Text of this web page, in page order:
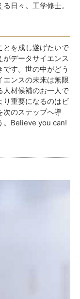
日々。工学修士。
とを成し遂げたいで
データサイエンス
す。世の中がどう
エンスの未来は無限
人材候補のお一人で
り重要になるのはビ
次のステップへ導
。Believe you can!